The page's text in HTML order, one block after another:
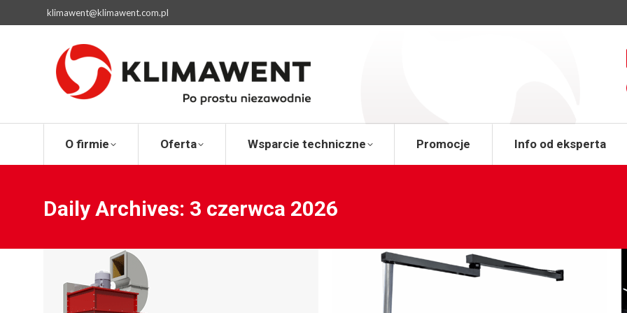
klimawent@klimawent.com.pl
O firmie Oferta Wsparcie techniczne Promocje Info od eksperta
Daily Archives: 3 czerwca 2026